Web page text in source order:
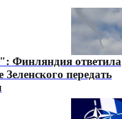
Финляндия ответила
Зеленского передать